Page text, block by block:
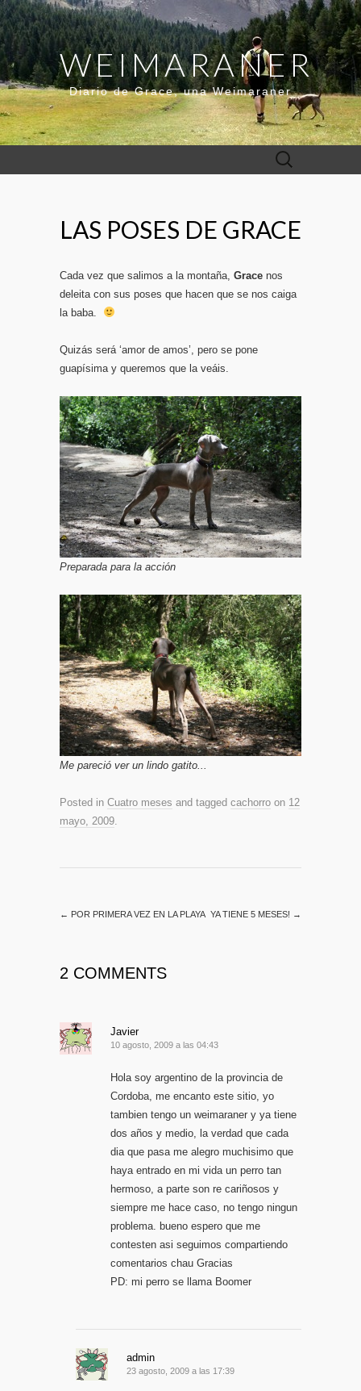
WEIMARANER
Diario de Grace, una Weimaraner
Buscar:
LAS POSES DE GRACE
Cada vez que salimos a la montaña, Grace nos
deleita con sus poses que hacen que se nos caiga
la baba.
Quizás será ‘amor de amos’, pero se pone
guapísima y queremos que la veáis.
Preparada para la acción
Me pareció ver un lindo gatito...
Posted in Cuatro meses and tagged cachorro on 12
mayo, 2009
← POR PRIMERA VEZ EN LA PLAYA YA TIENE 5 MESES! →
2 COMMENTS
Javier
10 agosto, 2009 a las 04:43
Hola soy argentino de la provincia de
Cordoba, me encanto este sitio, yo
tambien tengo un weimaraner y ya tiene
dos años y medio, la verdad que cada
dia que pasa me alegro muchisimo que
haya entrado en mi vida un perro tan
hermoso, a parte son re cariñosos y
siempre me hace caso, no tengo ningun
problema. bueno espero que me
contesten asi seguimos compartiendo
comentarios chau Gracias
PD: mi perro se llama Boomer
admin
23 agosto, 2009 a las 17:39